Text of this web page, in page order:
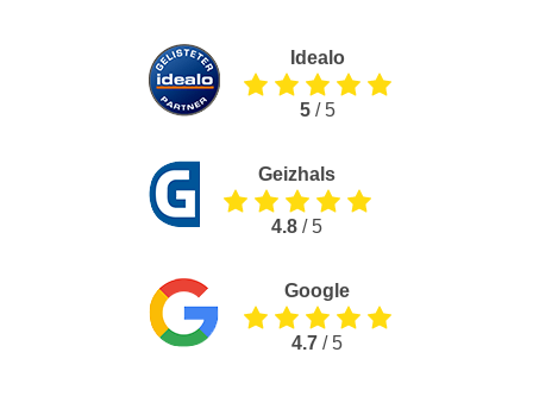
Idealo
5/ 5
Geizhals
4.8 / 5
Google
4.7 / 5